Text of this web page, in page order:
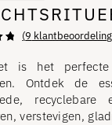
(9
is het perfecte
Ontdek de
verstevigen,